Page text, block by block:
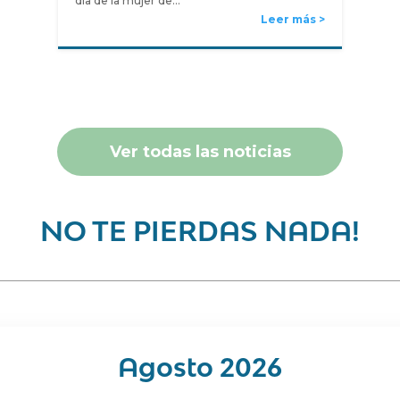
Leer más
Ver todas las noticias
NO TE PIERDAS NADA!
Agosto 2026